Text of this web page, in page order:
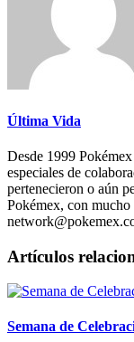
Última Vida
Desde 1999
especiales de
pertenecieron o aún
Pokémex, con mucho
Artículos
Semana de